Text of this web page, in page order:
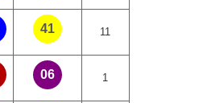
41 11
06 1